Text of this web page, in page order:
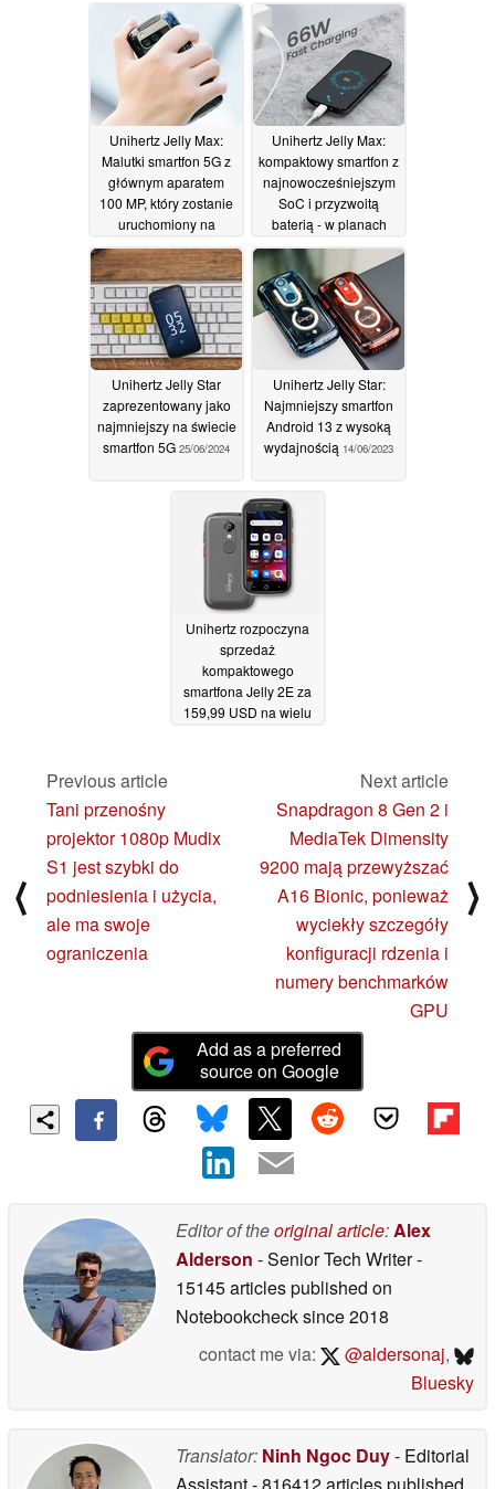
Unihertz Jelly Max:
Malutki smartfon 5G z
głównym aparatem
100 MP, który zostanie
uruchomiony na
Kickstarterze z 40%
rabatem11/07/2024
Unihertz Jelly Max:
kompaktowy smartfon z
najnowocześniejszym
SoC i przyzwoitą
baterią - w planach
nowy model z
klawiaturą
06/07/2024
Unihertz Jelly Star
zaprezentowany jako
najmniejszy na świecie
smartfon 5G 25/06/2024
Unihertz Jelly Star:
Najmniejszy smartfon
Android 13 z wysoką
wydajnością 14/06/2023
Unihertz rozpoczyna
sprzedaż
kompaktowego
smartfona Jelly 2E za
159,99 USD na wielu
⟨
Previous article
Tani przenośny
projektor 1080p Mudix
S1 jest szybki do
podniesienia i użycia,
ale ma swoje
ograniczenia
Next article
Snapdragon 8 Gen 2 i
MediaTek Dimensity
9200 mają przewyższać
A16 Bionic, ponieważ
wyciekły szczegóły
konfiguracji rdzenia i
numery benchmarków
GPU
⟩
Add as a preferred
source on Google
Editor of theoriginal article:Alex
Alderson - Senior Tech Writer-
15145 articles published on
Notebookchecksince 2018
contact me via:
@aldersonaj,
Bluesky
Translator: Ninh Ngoc Duy- Editorial
Assistant- 816412 articles published